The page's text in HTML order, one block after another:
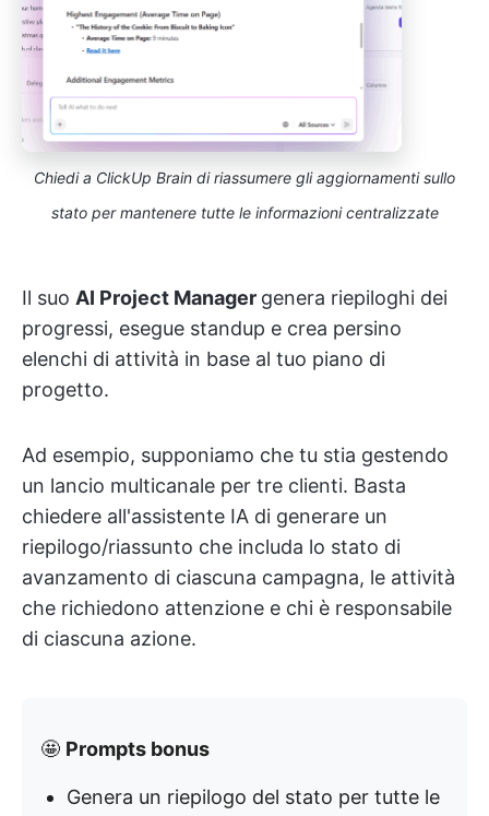
Chiedi a ClickUp Brain di riassumere gli aggiornamenti sullo
stato per mantenere tutte le informazioni centralizzate
Il suo AI Project Manager genera riepiloghi dei
progressi, esegue standup e crea persino
elenchi di attività in base al tuo piano di
progetto.
Ad esempio, supponiamo che tu stia gestendo
un lancio multicanale per tre clienti. Basta
chiedere all'assistente IA di generare un
riepilogo/riassunto che includa lo stato di
avanzamento di ciascuna campagna, le attività
che richiedono attenzione e chi è responsabile
di ciascuna azione.
🤩 Prompts bonus
Genera un riepilogo del stato per tutte le